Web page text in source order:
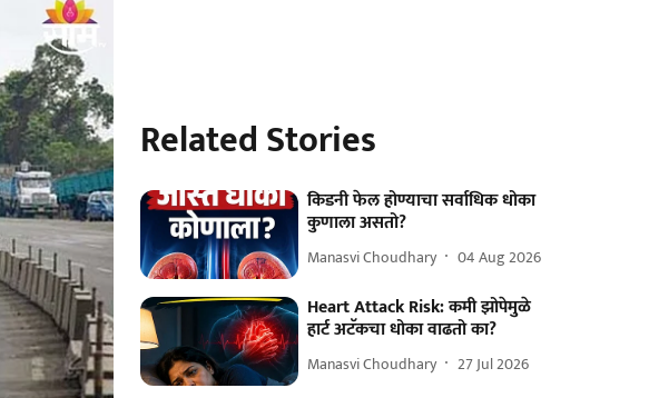
Related Stories
किडनी फेल होण्याचा सर्वाधिक धोका
कुणाला असतो?
Manasvi Choudhary 04 Aug 2026
Heart Attack Risk: कमी झोपेमुळे
हार्ट अटॅकचा धोका वाढतो का?
Manasvi Choudhary 27 Jul 2026